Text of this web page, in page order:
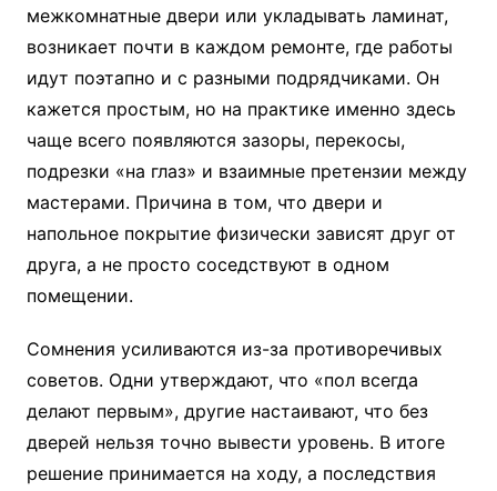
межкомнатные двери или укладывать ламинат,
возникает почти в каждом ремонте, где работы
идут поэтапно и с разными подрядчиками. Он
кажется простым, но на практике именно здесь
чаще всего появляются зазоры, перекосы,
подрезки «на глаз» и взаимные претензии между
мастерами. Причина в том, что двери и
напольное покрытие физически зависят друг от
друга, а не просто соседствуют в одном
помещении.
Сомнения усиливаются из-за противоречивых
советов. Одни утверждают, что «пол всегда
делают первым», другие настаивают, что без
дверей нельзя точно вывести уровень. В итоге
решение принимается на ходу, а последствия